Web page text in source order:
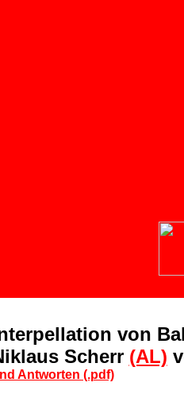
von
Scherr (AL)
Antworten (.pdf)